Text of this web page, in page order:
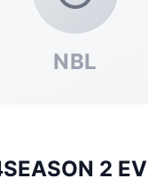
NBL
2 EV